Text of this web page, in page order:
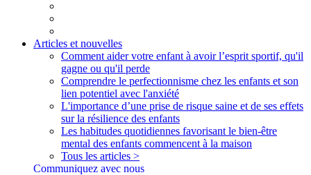
Articles et nouvelles
Comment aider votre enfant à avoir l’esprit sportif, qu'il
gagne ou qu'il perde
Comprendre le perfectionnisme chez les enfants et son
lien potentiel avec l'anxiété
L'importance d’une prise de risque saine et de ses effets
sur la résilience des enfants
Les habitudes quotidiennes favorisant le bien-être
mental des enfants commencent à la maison
Tous les articles >
Communiquez avec nous